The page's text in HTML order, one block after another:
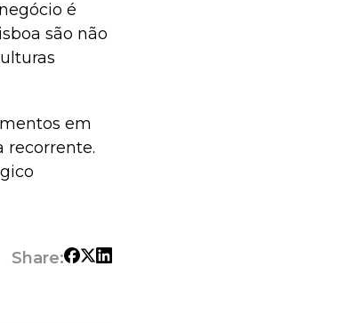
é
são não
em
recorrente.
Share: